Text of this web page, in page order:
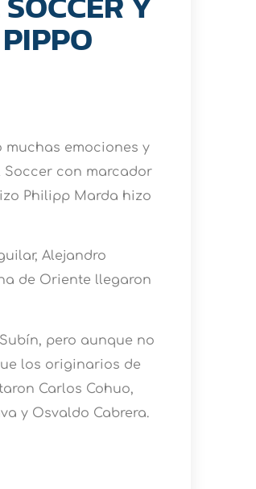
muchas emociones y
Soccer con marcador
Philipp Marda hizo
Alejandro
de Oriente llegaron
pero aunque no
los originarios de
Carlos Cohuo,
y Osvaldo Cabrera.